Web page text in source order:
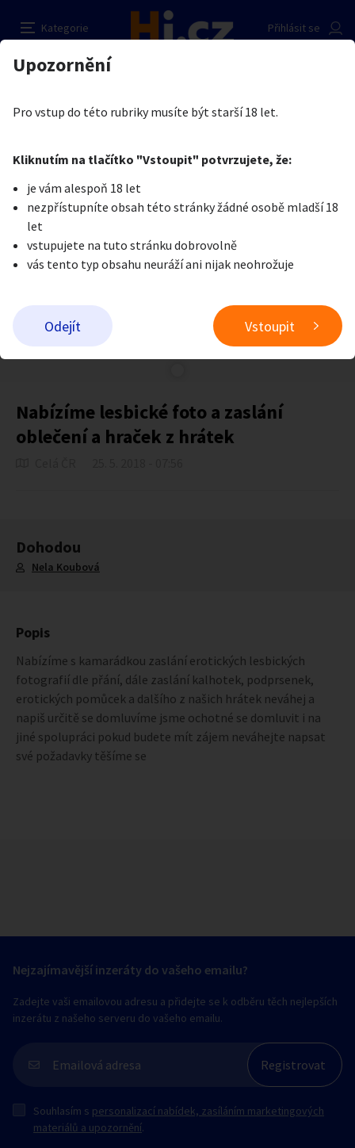
Kategorie
Přihlásit se
Auto-moto
Reality a bydlení Seznamka
Zvířata
Stroje a nářadí PC a elektro Sport a hobby
Sběratelství
Přidat inzerát
Erotika
Je nám líto, ale tenhle inzerát již není aktuální.
Nabízíme lesbické foto a zaslání
oblečení a hraček z hrátek
Dohodou
Nela Koubová
Popis
Nabízíme s kamarádkou zaslání erotických lesbických
fotografií dle přání, dále zaslání kalhotek, podprsenek,
erotických pomůcek a dalšího z našich hrátek neváhej a
napiš určitě se domluvíme jsme ochotné se domluvit i na
jiné spolupráci pokud budete mít zájem neváhejte napsat
své požadavky těšíme se
Nabízíme lesbické foto a zaslání oblečení a
hraček z hrátek
Prodávající
Nela Koubová
Odeslat zprávu
Nahlásit inzerát
Nejzajímavější inzeráty do vašeho emailu?
Zadejte vaši emailovou adresu a přidejte se k odběru těch nejlepších
inzerátu z našeho serveru do vašeho emailu.
Souhlasím s personalizací nabídek, zasíláním marketingových
materiálů a upozornění.
Upozornění
Pro vstup do této rubriky musíte být starší 18 let.
Kliknutím na tlačítko "Vstoupit" potvrzujete, že:
je vám alespoň 18 let
nezpřístupníte obsah této stránky žádné osobě mladší 18
let
vstupujete na tuto stránku dobrovolně
vás tento typ obsahu neuráží ani nijak neohrožuje
Odejít Vstoupit